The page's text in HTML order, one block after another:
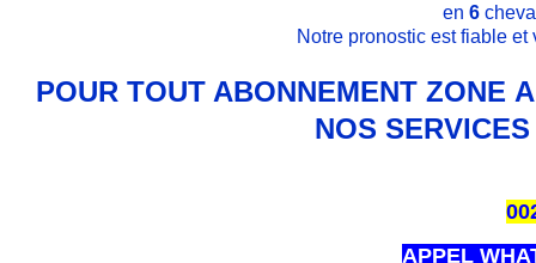
en 6
Notre pronostic est fiable
POUR TOUT ABONNEMENT ZONE
NOS
APPEL